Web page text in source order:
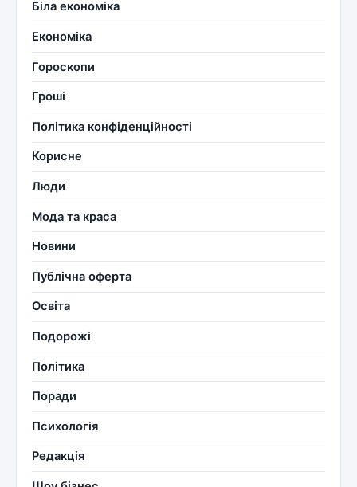
Біла економіка
Економіка
Гороскопи
Гроші
Політика конфіденційності
Корисне
Люди
Мода та краса
Новини
Публічна оферта
Освіта
Подорожі
Політика
Поради
Психологія
Редакція